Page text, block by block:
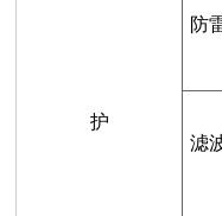
护
防
滤